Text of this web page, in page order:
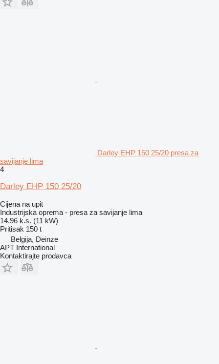
Darley EHP 150 25/20 presa za
savijanje lima
4
Darley EHP 150 25/20
Cijena na upit
Industrijska oprema - presa za savijanje lima
14.96 k.s. (11 kW)
Pritisak 150 t
Belgija, Deinze
APT International
Kontaktirajte prodavca